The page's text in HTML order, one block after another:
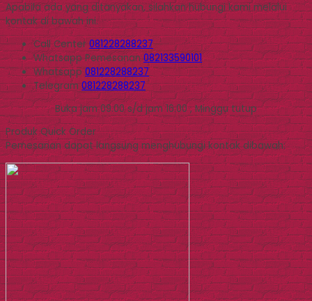
Apabila ada yang ditanyakan, silahkan hubungi kami melalui
kontak di bawah ini.
Call Center081228288237
WhatsappPemesanan 082133590101
Whatsapp081228288237
Telegram081228288237
Buka jam 09.00 s/d jam 16.00 , Minggu tutup
Produk Quick Order
Pemesanan dapat langsung menghubungi kontak dibawah: